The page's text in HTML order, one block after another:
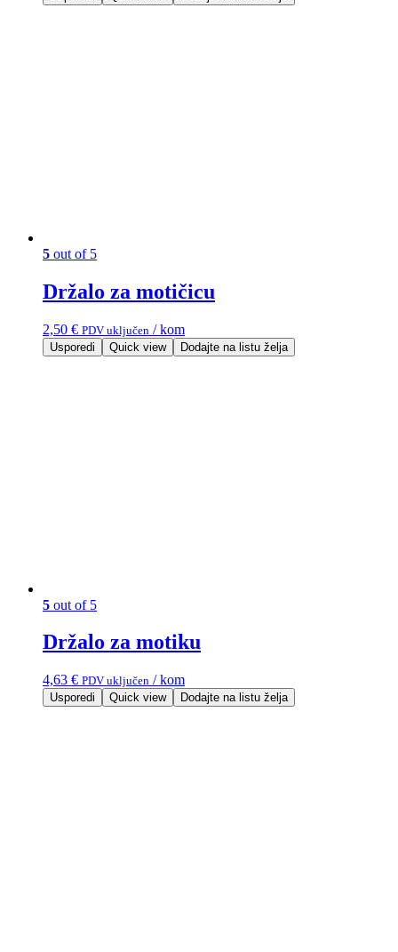
5 out of 5
Držalo za motičicu
2,50 € PDV uključen / kom
Usporedi Quick view Dodajte na listu želja
5 out of 5
Držalo za motiku
4,63 € PDV uključen / kom
Usporedi Quick view Dodajte na listu želja